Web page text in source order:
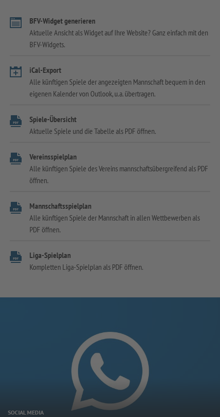
BFV-Widget generieren
Aktuelle Ansicht als Widget auf Ihre Website? Ganz einfach mit den
BFV-Widgets.
iCal-Export
Alle künftigen Spiele der angezeigten Mannschaft bequem in den
eigenen Kalender von Outlook, u.a. übertragen.
Spiele-Übersicht
Aktuelle Spiele und die Tabelle als PDF öffnen.
Vereinsspielplan
Alle künftigen Spiele des Vereins mannschaftsübergreifend als PDF
öffnen.
Mannschaftsspielplan
Alle künftigen Spiele der Mannschaft in allen Wettbewerben als
PDF öffnen.
Liga-Spielplan
Kompletten Liga-Spielplan als PDF öffnen.
SOCIAL MEDIA